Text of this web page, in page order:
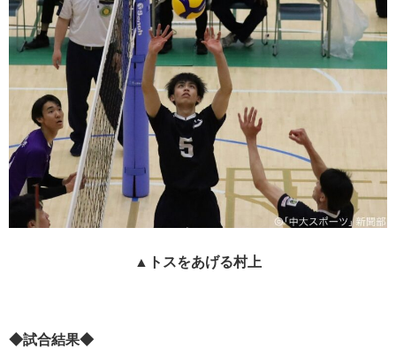
▲トスをあげる村上
◆試合結果◆